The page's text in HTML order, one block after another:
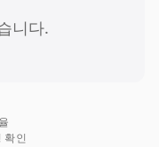
니다.
확인